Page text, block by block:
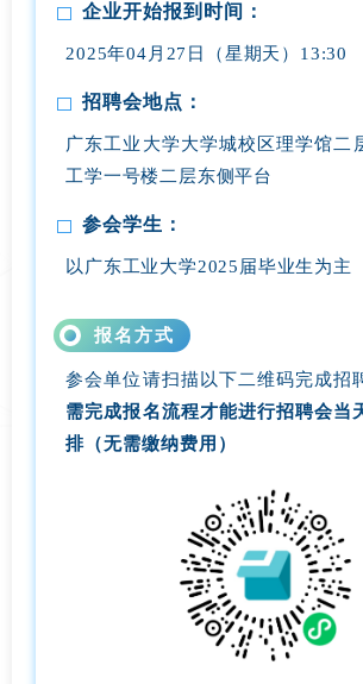
企业开始报到时间：
2025年04月27日（星期天）13:30
招聘会地点：
广东工业大学大学城校区理学馆二
工学一号楼二层东侧平台
参会学生：
以广东工业大学2025届毕业生为主
报名方式
参会单位请扫描以下二维码完成招
需完成报名流程才能进行招聘会当
排（无需缴纳费用）